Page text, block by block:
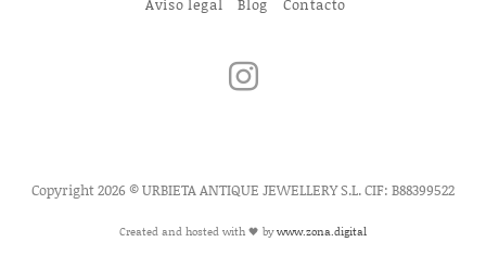
Aviso legal
Blog Contacto
Copyright 2026 © URBIETA ANTIQUE JEWELLERY S.L. CIF: B88399522
Created and hosted with 🖤 bywww.zona.digital